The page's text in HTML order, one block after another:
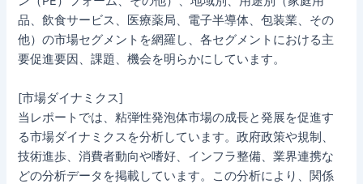
品、飲食サービス、医療薬局、電子半導体、包装業、その
他）の市場セグメントを網羅し、各セグメントにおける主
要促進要因、課題、機会を明らかにしています。
[市場ダイナミクス]
当レポートでは、粘弾性発泡体市場の成長と発展を促進す
る市場ダイナミクスを分析しています。政府政策や規制、
技術進歩、消費者動向や嗜好、インフラ整備、業界連携な
どの分析データを掲載しています。この分析により、関係